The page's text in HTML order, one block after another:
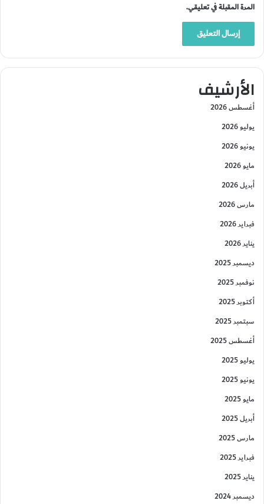
المرة المقبلة في تعليقي.
الأرشيف
أغسطس 2026
يوليو 2026
يونيو 2026
مايو 2026
أبريل 2026
مارس 2026
فبراير 2026
يناير 2026
ديسمبر 2025
نوفمبر 2025
أكتوبر 2025
سبتمبر 2025
أغسطس 2025
يوليو 2025
يونيو 2025
مايو 2025
أبريل 2025
مارس 2025
فبراير 2025
يناير 2025
ديسمبر 2024